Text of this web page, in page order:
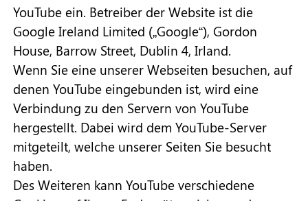
YouTube ein. Betreiber der Website ist die
Google Ireland Limited („Google“), Gordon
House, Barrow Street, Dublin 4, Irland.
Wenn Sie eine unserer Webseiten besuchen, auf
denen YouTube eingebunden ist, wird eine
Verbindung zu den Servern von YouTube
hergestellt. Dabei wird dem YouTube-Server
mitgeteilt, welche unserer Seiten Sie besucht
haben.
Des Weiteren kann YouTube verschiedene